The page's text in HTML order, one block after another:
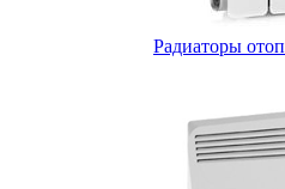
Радиаторы